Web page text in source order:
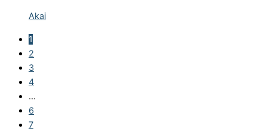
Akai
1
2
3
4
…
6
7